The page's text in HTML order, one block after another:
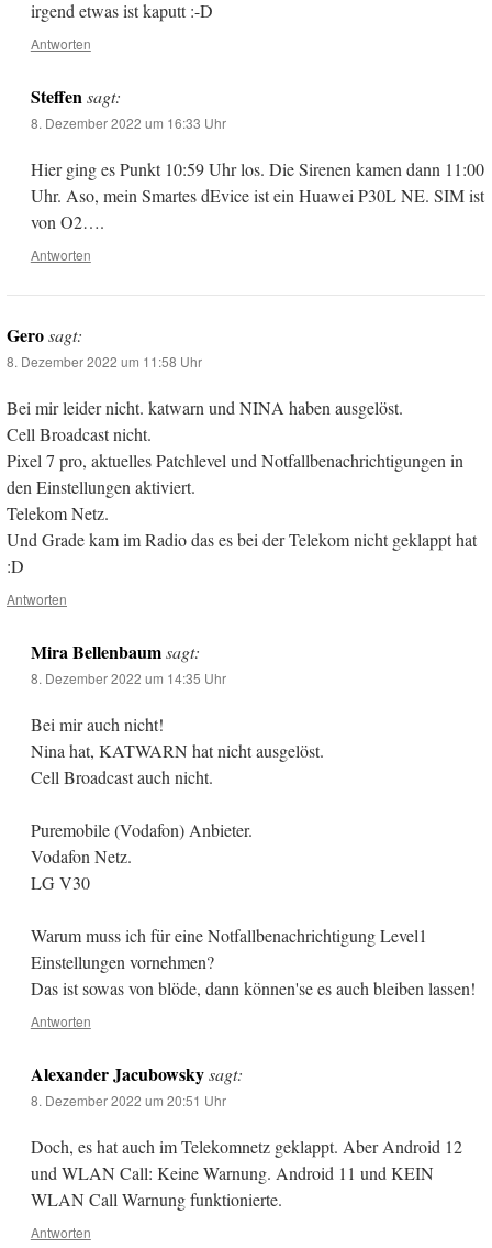
irgend etwas ist kaputt :-D
Antworten
Steffen sagt:
8. Dezember 2022 um 16:33 Uhr
Hier ging es Punkt 10:59 Uhr los. Die Sirenen kamen dann 11:00
Uhr. Aso, mein Smartes dEvice ist ein Huawei P30L NE. SIM ist
von O2….
Antworten
Gerosagt:
8. Dezember 2022 um 11:58 Uhr
Bei mir leider nicht. katwarn und NINA haben ausgelöst.
Cell Broadcast nicht.
Pixel 7 pro, aktuelles Patchlevel und Notfallbenachrichtigungen in
den Einstellungen aktiviert.
Telekom Netz.
Und Grade kam im Radio das es bei der Telekom nicht geklappt hat
:D
Antworten
Mira Bellenbaum sagt:
8. Dezember 2022 um 14:35 Uhr
Bei mir auch nicht!
Nina hat, KATWARN hat nicht ausgelöst.
Cell Broadcast auch nicht.
Puremobile (Vodafon) Anbieter.
Vodafon Netz.
LG V30
Warum muss ich für eine Notfallbenachrichtigung Level1
Einstellungen vornehmen?
Das ist sowas von blöde, dann können'se es auch bleiben lassen!
Antworten
Alexander Jacubowsky sagt:
8. Dezember 2022 um 20:51 Uhr
Doch, es hat auch im Telekomnetz geklappt. Aber Android 12
und WLAN Call: Keine Warnung. Android 11 und KEIN
WLAN Call Warnung funktionierte.
Antworten